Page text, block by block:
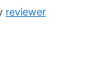
reviewer